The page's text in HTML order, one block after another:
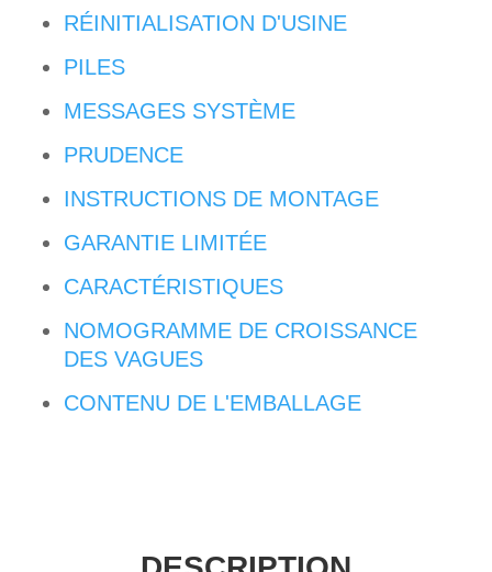
RÉINITIALISATION D'USINE
PILES
MESSAGES SYSTÈME
PRUDENCE
INSTRUCTIONS DE MONTAGE
GARANTIE LIMITÉE
CARACTÉRISTIQUES
NOMOGRAMME DE CROISSANCE
DES VAGUES
CONTENU DE L'EMBALLAGE